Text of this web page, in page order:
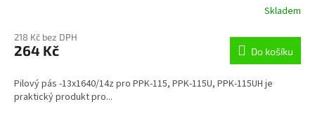
Skladem
218 Kč bez DPH
264 Kč Do košíku
Pilový pás -13x1640/14z pro PPK-115, PPK-115U, PPK-115UH je
praktický produkt pro...